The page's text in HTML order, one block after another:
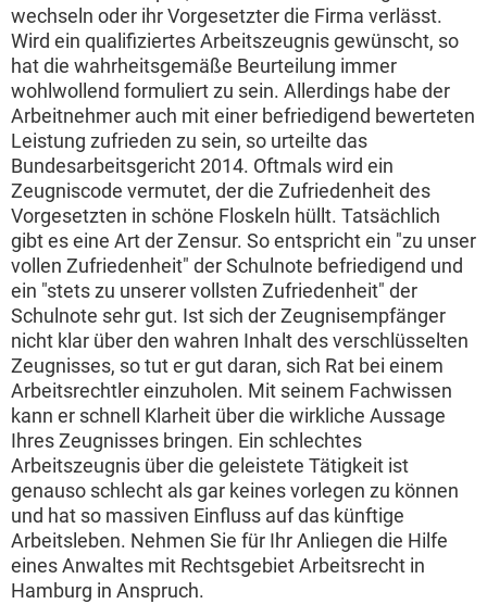
wechseln oder ihr Vorgesetzter die Firma verlässt.
Wird ein qualifiziertes Arbeitszeugnis gewünscht, so
hat die wahrheitsgemäße Beurteilung immer
wohlwollend formuliert zu sein. Allerdings habe der
Arbeitnehmer auch mit einer befriedigend bewerteten
Leistung zufrieden zu sein, so urteilte das
Bundesarbeitsgericht 2014. Oftmals wird ein
Zeugniscode vermutet, der die Zufriedenheit des
Vorgesetzten in schöne Floskeln hüllt. Tatsächlich
gibt es eine Art der Zensur. So entspricht ein "zu unser
vollen Zufriedenheit" der Schulnote befriedigend und
ein "stets zu unserer vollsten Zufriedenheit" der
Schulnote sehr gut. Ist sich der Zeugnisempfänger
nicht klar über den wahren Inhalt des verschlüsselten
Zeugnisses, so tut er gut daran, sich Rat bei einem
Arbeitsrechtler einzuholen. Mit seinem Fachwissen
kann er schnell Klarheit über die wirkliche Aussage
Ihres Zeugnisses bringen. Ein schlechtes
Arbeitszeugnis über die geleistete Tätigkeit ist
genauso schlecht als gar keines vorlegen zu können
und hat so massiven Einfluss auf das künftige
Arbeitsleben. Nehmen Sie für Ihr Anliegen die Hilfe
eines Anwaltes mit Rechtsgebiet Arbeitsrecht in
Hamburg in Anspruch.